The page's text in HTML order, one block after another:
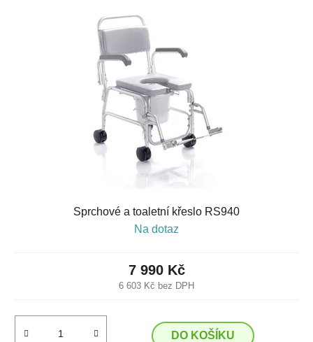
Sprchové a toaletní křeslo RS940
Na dotaz
6 603 Kč bez DPH
7 990 Kč
DO KOŠÍKU